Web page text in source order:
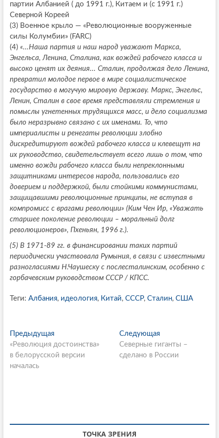
партии Албанией ( до 1991 г.), Китаем и (с 1991 г.)
Северной Кореей
(3) Военное крыло — «Революционные вооруженные
силы Колумбии» (FARC)
(4)«...Наша партия и наш народ уважают Маркса,
Энгельса, Ленина, Сталина, как вождей рабочего класса и
высоко ценят их деяния... Сталин, продолжая дело Ленина,
превратил молодое первое в мире социалистическое
государство в могучую мировую державу. Маркс, Энгельс,
Ленин, Сталин в свое время представляли стремления и
помыслы угнетенных трудящихся масс, и дело социализма
было неразрывно связано с их именами. То, что
империалисты и ренегаты революции злобно
дискредитируют вождей рабочего класса и клевещут на
их руководство, свидетельствует всего лишь о том, что
именно вожди рабочего класса были непреклонными
защитниками интересов народа, пользовались его
доверием и поддержкой, были стойкими коммунистами,
защищавшими революционные принципы, не вступая в
компромисс с врагами революции» (Ким Чен Ир, «Уважать
старшее поколение революции – моральный долг
революционеров», Пхеньян, 1996 г.).
(5) В1971-89 гг. в финансировании таких партий
периодически участвовала Румыния, в связи с известными
разногласиями Н.Чаушеску с послесталинским, особенно с
горбачевским руководством СССР / КПСС.
Теги: Албания, идеология, Китай, СССР, Сталин, США
P
o
s
v
ПредыдущаяП
р
е
«Революция достоинства»
в белорусской версии
началась
Следующая
л
е
Северные гиганты –
сделано в России
ТОЧКА ЗРЕНИЯ